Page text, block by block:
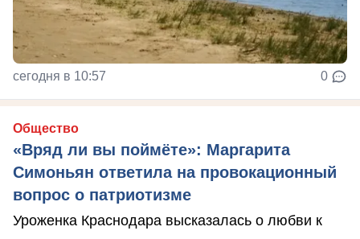
сегодня в 10:57 0
Общество
«Вряд ли вы поймёте»: Маргарита
Симоньян ответила на провокационный
вопрос о патриотизме
Уроженка Краснодара высказалась о любви к